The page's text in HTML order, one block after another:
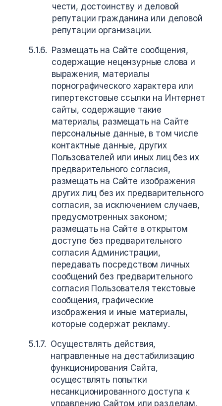
чести, достоинству и деловой
репутации гражданина или деловой
репутации организации.
Размещать на Сайте сообщения,
содержащие нецензурные слова и
выражения, материалы
порнографического характера или
гипертекстовые ссылки на Интернет
сайты, содержащие такие
материалы, размещать на Сайте
персональные данные, в том числе
контактные данные, других
Пользователей или иных лиц без их
предварительного согласия,
размещать на Сайте изображения
других лиц без их предварительного
согласия, за исключением случаев,
предусмотренных законом;
размещать на Сайте в открытом
доступе без предварительного
согласия Администрации,
передавать посредством личных
сообщений без предварительного
согласия Пользователя текстовые
сообщения, графические
изображения и иные материалы,
которые содержат рекламу.
Осуществлять действия,
направленные на дестабилизацию
функционирования Сайта,
осуществлять попытки
несанкционированного доступа к
управлению Сайтом или разделам,